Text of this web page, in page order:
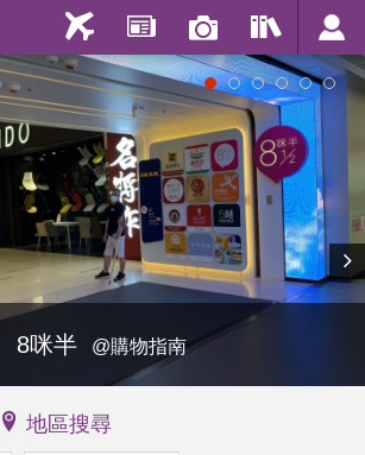
@宗教建築/博物館
1 2 3 4 5 6
地區搜尋